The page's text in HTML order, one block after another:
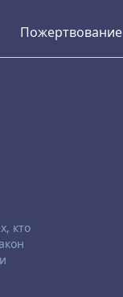
Пожертвование
кто